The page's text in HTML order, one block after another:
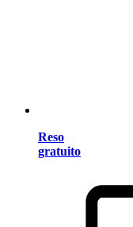
Reso
gratuito